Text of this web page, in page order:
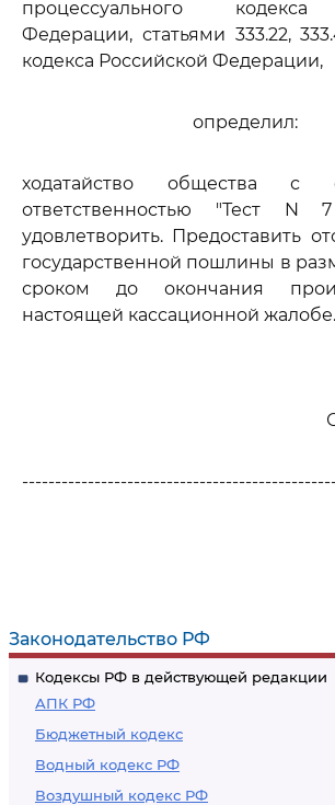
Законодательство РФ
Кодексы РФ в действующей редакции
АПК РФ
Бюджетный кодекс
Водный кодекс РФ
Воздушный кодекс РФ
процессуального кодекса
Федерации, статьями 333.22,
кодекса Российской Федерации,
определил:
ходатайство общества с
ответственностью "Тест N
удовлетворить. Предоставить
государственной пошлины в
сроком до окончания
настоящей кассационной жалобе.